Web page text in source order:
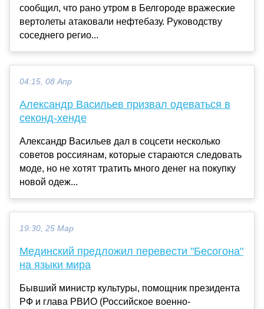
сообщил, что рано утром в Белгороде вражеские
вертолеты атаковали нефтебазу. Руководству
соседнего регио...
04:15, 08 Апр
Александр Васильев призвал одеваться в
секонд-хенде
Александр Васильев дал в соцсети несколько
советов россиянам, которые стараются следовать
моде, но не хотят тратить много денег на покупку
новой одеж...
19:30, 25 Мар
Мединский предложил перевести "Бесогона"
на языки мира
Бывший министр культуры, помощник президента
РФ и глава РВИО (Российское военно-